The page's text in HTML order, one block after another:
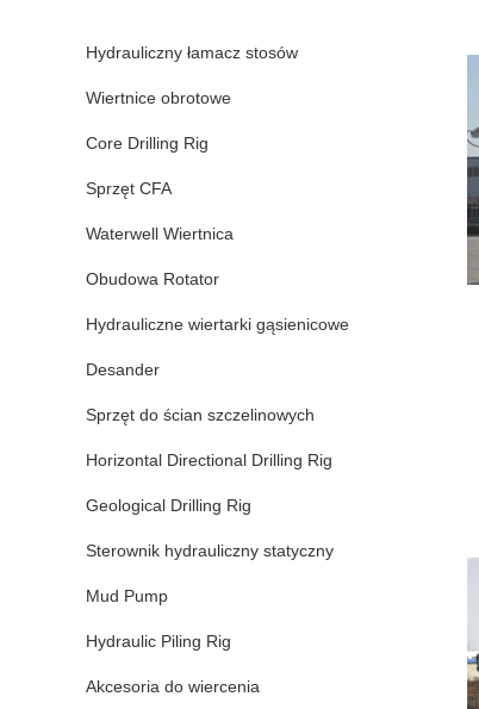
Hydrauliczny łamacz stosów
Wiertnice obrotowe
Core Drilling Rig
Sprzęt CFA
Waterwell Wiertnica
Obudowa Rotator
Hydrauliczne wiertarki gąsienicowe
Desander
Sprzęt do ścian szczelinowych
Horizontal Directional Drilling Rig
Geological Drilling Rig
Sterownik hydrauliczny statyczny
Mud Pump
Hydraulic Piling Rig
Akcesoria do wiercenia